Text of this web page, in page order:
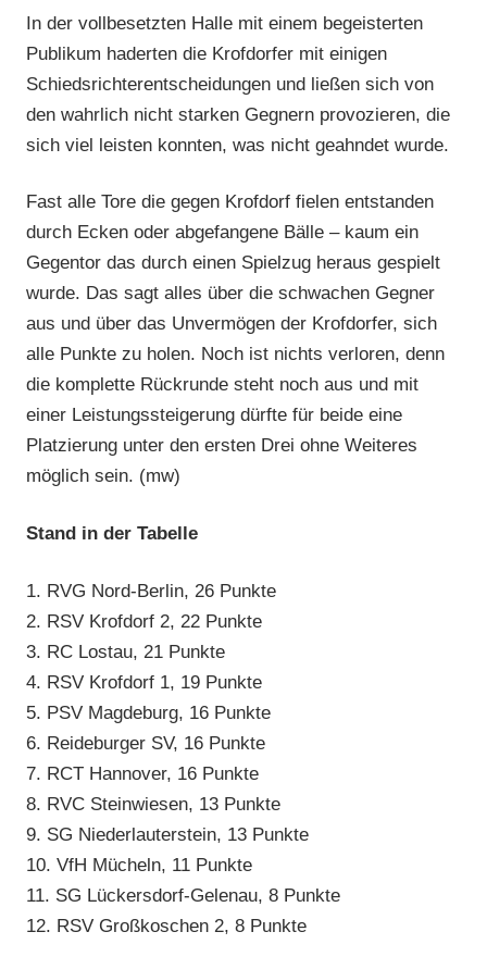
In der vollbesetzten Halle mit einem begeisterten
Publikum haderten die Krofdorfer mit einigen
Schiedsrichterentscheidungen und ließen sich von
den wahrlich nicht starken Gegnern provozieren, die
sich viel leisten konnten, was nicht geahndet wurde.
Fast alle Tore die gegen Krofdorf fielen entstanden
durch Ecken oder abgefangene Bälle – kaum ein
Gegentor das durch einen Spielzug heraus gespielt
wurde. Das sagt alles über die schwachen Gegner
aus und über das Unvermögen der Krofdorfer, sich
alle Punkte zu holen. Noch ist nichts verloren, denn
die komplette Rückrunde steht noch aus und mit
einer Leistungssteigerung dürfte für beide eine
Platzierung unter den ersten Drei ohne Weiteres
möglich sein. (mw)
Stand in der Tabelle
1. RVG Nord-Berlin, 26 Punkte
2. RSV Krofdorf 2, 22 Punkte
3. RC Lostau, 21 Punkte
4. RSV Krofdorf 1, 19 Punkte
5. PSV Magdeburg, 16 Punkte
6. Reideburger SV, 16 Punkte
7. RCT Hannover, 16 Punkte
8. RVC Steinwiesen, 13 Punkte
9. SG Niederlauterstein, 13 Punkte
10. VfH Mücheln, 11 Punkte
11. SG Lückersdorf-Gelenau, 8 Punkte
12. RSV Großkoschen 2, 8 Punkte